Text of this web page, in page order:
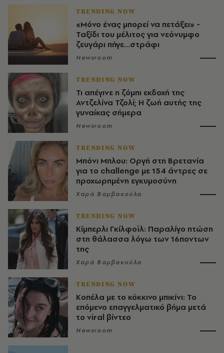
TRENDING NOW
«Μόνο ένας μπορεί να πετάξει» -
Ταξίδι του μέλιτος για νεόνυμφο
ζευγάρι πήγε...στράφι
Newsroom
TRENDING NOW
Τι απέγινε η ζόμπι εκδοχή της
Αντζελίνα Τζολί; Η ζωή αυτής της
γυναίκας σήμερα
Newsroom
TRENDING NOW
Μπόνι Μπλου: Οργή στη Βρετανία
για το challenge με 154 άντρες σε
προχωρημένη εγκυμοσύνη
Χαρά Βαμβακούλα
TRENDING NOW
Κίμπερλι Γκίλφοϊλ: Παραλίγο πτώση
στη θάλασσα λόγω των 16ποντων
της
Χαρά Βαμβακούλα
TRENDING NOW
Κοπέλα με το κόκκινο μπικίνι: Το
επόμενο επαγγελματικό βήμα μετά
το viral βίντεο
Newsroom